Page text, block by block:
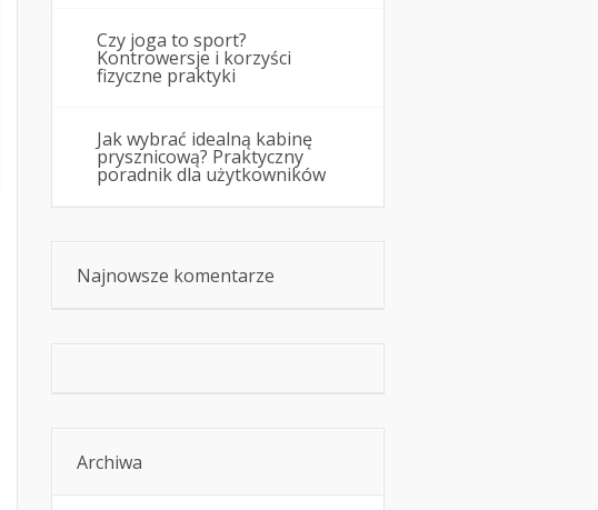
Czy joga to sport?
Kontrowersje i korzyści
fizyczne praktyki
Jak wybrać idealną kabinę
prysznicową? Praktyczny
poradnik dla użytkowników
Najnowsze komentarze
Archiwa